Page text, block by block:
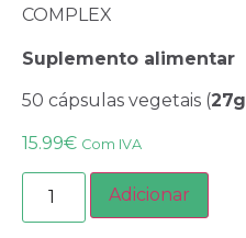
COMPLEX
Suplemento alimentar
50 cápsulas vegetais (27g
15.99€ Com IVA
Adicionar